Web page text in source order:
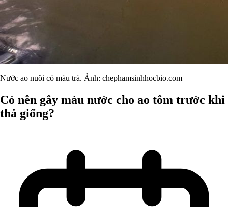
Nước ao nuôi có màu trà. Ảnh: chephamsinhhocbio.com
Có nên gây màu nước cho ao tôm trước khi
thả giống?